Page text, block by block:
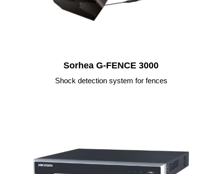
Sorhea G-FENCE 3000
Shock detection system for fences